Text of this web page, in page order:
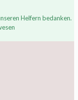
Helfern bedanken.